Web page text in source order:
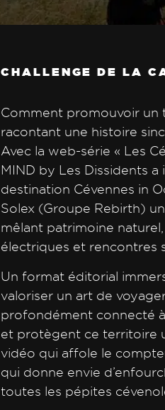
CHALLENGE DE LA
Comment promouvoir un
racontant une histoire
Avec la web-série « Les
MIND by Les Dissidents
destination Cévennes in
Solex (Groupe Rebirth)
mêlant patrimoine
électriques et rencontres
Un format éditorial
valoriser un art de
profondément connecté
et protègent ce territoire
vidéo qui affole le
qui donne envie
toutes les pépites